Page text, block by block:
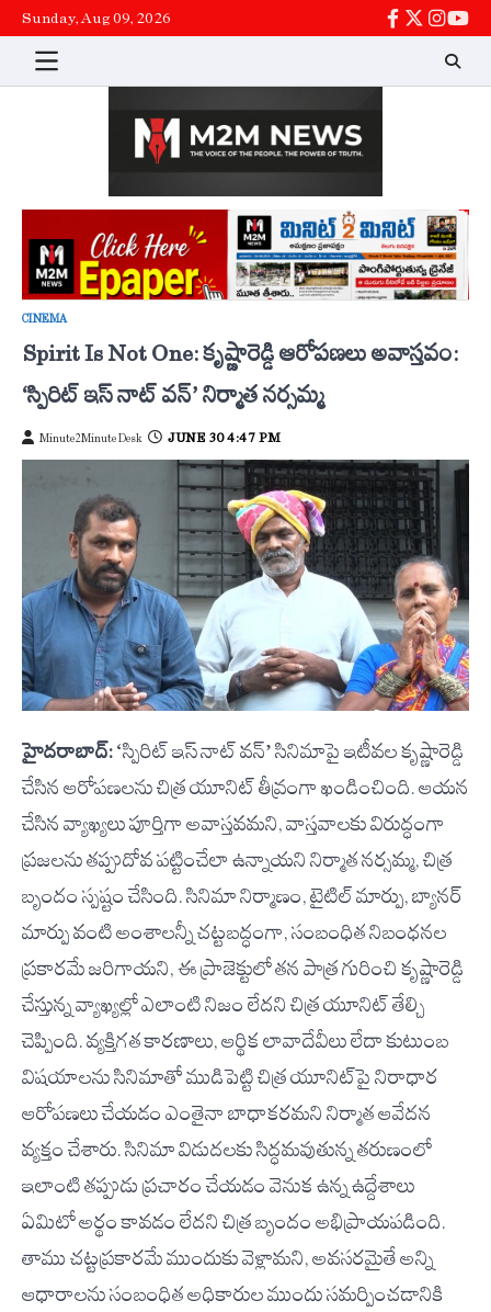
Skip
content
Sunday, Aug 09, 2026
facebook
twitter
CINEMA
Spirit Is Not One: కృష్ణారెడ్డి ఆరోపణలు అవాస్తవం:
‘స్పిరిట్ ఇస్ నాట్ వన్’ నిర్మాత నర్సమ్మ
Minute2Minute Desk JUNE 30 4:47 PM
హైదరాబాద్:‘స్పిరిట్ ఇస్ నాట్ వన్’ సినిమాపై ఇటీవల కృష్ణారెడ్డి
చేసిన ఆరోపణలను చిత్ర యూనిట్ తీవ్రంగా ఖండించింది. ఆయన
చేసిన వ్యాఖ్యలు పూర్తిగా అవాస్తవమని, వాస్తవాలకు విరుద్ధంగా
ప్రజలను తప్పుదోవ పట్టించేలా ఉన్నాయని నిర్మాత నర్సమ్మ, చిత్ర
బృందం స్పష్టం చేసింది. సినిమా నిర్మాణం, టైటిల్ మార్పు, బ్యానర్
మార్పు వంటి అంశాలన్నీ చట్టబద్ధంగా, సంబంధిత నిబంధనల
ప్రకారమే జరిగాయని, ఈ ప్రాజెక్టులో తన పాత్ర గురించి కృష్ణారెడ్డి
చేస్తున్న వ్యాఖ్యల్లో ఎలాంటి నిజం లేదని చిత్ర యూనిట్ తేల్చి
చెప్పింది. వ్యక్తిగత కారణాలు, ఆర్థిక లావాదేవీలు లేదా కుటుంబ
విషయాలను సినిమాతో ముడిపెట్టి చిత్ర యూనిట్‌పై నిరాధార
ఆరోపణలు చేయడం ఎంతైనా బాధాకరమని నిర్మాత ఆవేదన
వ్యక్తం చేశారు. సినిమా విడుదలకు సిద్ధమవుతున్న తరుణంలో
ఇలాంటి తప్పుడు ప్రచారం చేయడం వెనుక ఉన్న ఉద్దేశాలు
ఏమిటో అర్థం కావడం లేదని చిత్ర బృందం అభిప్రాయపడింది.
తాము చట్టప్రకారమే ముందుకు వెళ్లామని, అవసరమైతే అన్ని
ఆధారాలను సంబంధిత అధికారుల ముందు సమర్పించడానికి